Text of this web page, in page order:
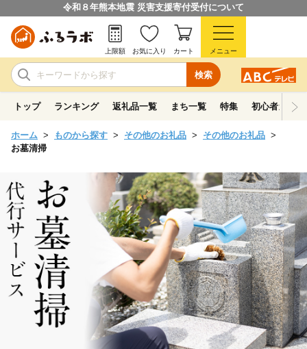
令和８年熊本地震 災害支援寄付受付について
検索
上限額 お気に入り カート メニュー
トップ ランキング 返礼品一覧 まち一覧 特集 初心者ガイド
ホーム ものから探す その他のお礼品
その他のお礼品
お墓清掃